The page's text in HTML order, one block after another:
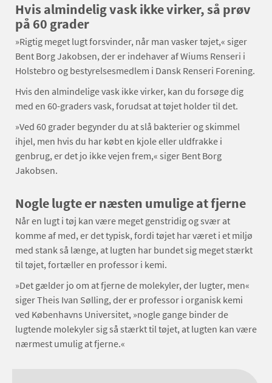
Hvis almindelig vask ikke virker, så prøv
på 60 grader
»Rigtig meget lugt forsvinder, når man vasker tøjet,« siger
Bent Borg Jakobsen, der er indehaver af Wiums Renseri i
Holstebro og bestyrelsesmedlem i Dansk Renseri Forening.
Hvis den almindelige vask ikke virker, kan du forsøge dig
med en 60-graders vask, forudsat at tøjet holder til det.
»Ved 60 grader begynder du at slå bakterier og skimmel
ihjel, men hvis du har købt en kjole eller uldfrakke i
genbrug, er det jo ikke vejen frem,« siger Bent Borg
Jakobsen.
Nogle lugte er næsten umulige at fjerne
Når en lugt i tøj kan være meget genstridig og svær at
komme af med, er det typisk, fordi tøjet har været i et miljø
med stank så længe, at lugten har bundet sig meget stærkt
til tøjet, fortæller en professor i kemi.
»Det gælder jo om at fjerne de molekyler, der lugter, men«
siger Theis Ivan Sølling, der er professor i organisk kemi
ved Københavns Universitet, »nogle gange binder de
lugtende molekyler sig så stærkt til tøjet, at lugten kan være
nærmest umulig at fjerne.«